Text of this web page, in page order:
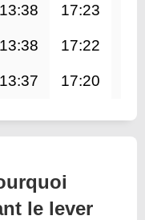
13:38 17:23
13:38 17:22
13:37 17:20
le lever